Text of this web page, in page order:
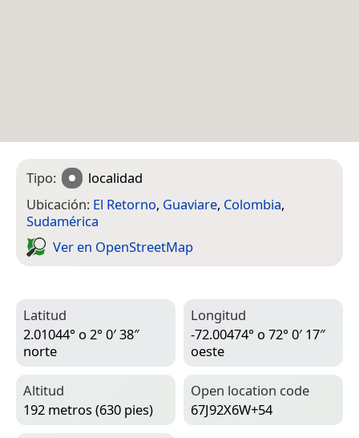
Tipo:
localidad
Ubicación: El Retorno, Guaviare, Colombia,
Sudamérica
Ver en Open­Street­Map
Latitud
2.01044° o 2° 0′ 38″
norte
Longitud
-72.00474° o 72° 0′ 17″
oeste
Altitud
192 metros (630 pies)
Open location code
67J92X6W+54